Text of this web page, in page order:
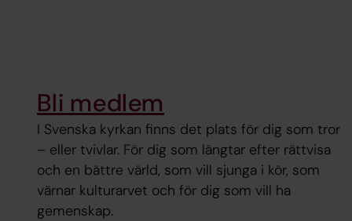
Bli medlem
I Svenska kyrkan finns det plats för dig som tror
– eller tvivlar. För dig som längtar efter rättvisa
och en bättre värld, som vill sjunga i kör, som
värnar kulturarvet och för dig som vill ha
gemenskap.